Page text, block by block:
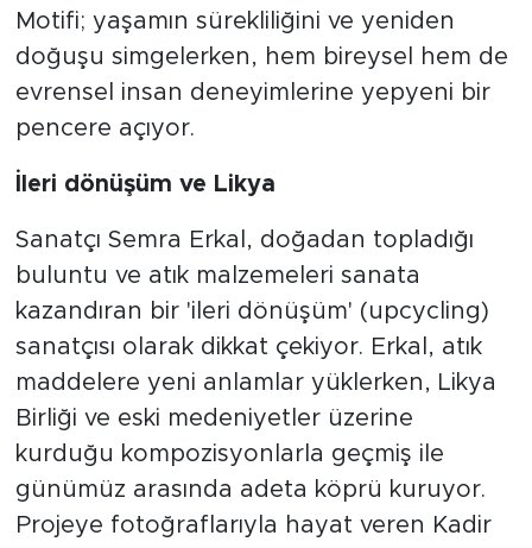
Motifi; yaşamın sürekliliğini ve yeniden
doğuşu simgelerken, hem bireysel hem de
evrensel insan deneyimlerine yepyeni bir
pencere açıyor.
İleri dönüşüm ve Likya
Sanatçı Semra Erkal, doğadan topladığı
buluntu ve atık malzemeleri sanata
kazandıran bir 'ileri dönüşüm' (upcycling)
sanatçısı olarak dikkat çekiyor. Erkal, atık
maddelere yeni anlamlar yüklerken, Likya
Birliği ve eski medeniyetler üzerine
kurduğu kompozisyonlarla geçmiş ile
günümüz arasında adeta köprü kuruyor.
Projeye fotoğraflarıyla hayat veren Kadir